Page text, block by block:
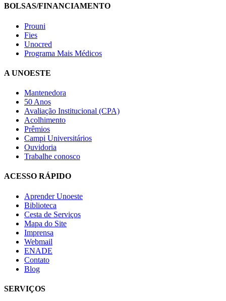
BOLSAS/FINANCIAMENTO
Prouni
Fies
Unocred
Programa Mais Médicos
A UNOESTE
Mantenedora
50 Anos
Avaliação Institucional (CPA)
Acolhimento
Prêmios
Campi Universitários
Ouvidoria
Trabalhe conosco
ACESSO RÁPIDO
Aprender Unoeste
Biblioteca
Cesta de Serviços
Mapa do Site
Imprensa
Webmail
ENADE
Contato
Blog
SERVIÇOS